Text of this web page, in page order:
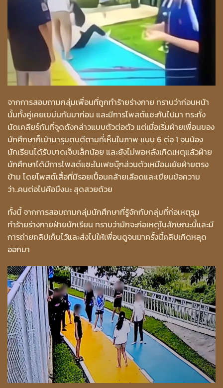
จากการสอบถามกลุ่มเพื่อนที่ถูกทำร้ายร่างกาย ทราบว่าก่อนหน้า
นั้นทั้งคู่เคยเขม่นกันมาก่อน และมีการโพสต์แซะกันไปมา กระทั่ง
นัดเคลียร์กันที่จุดดังกล่าวแบบตัวต่อตัว แต่เมื่อเริ่มฝ่ายเพื่อนของ
นักศึกษาก็เข้ามารุมตบตีตามที่เห็นในภาพ แบบ 6 ต่อ 1 จนน้อง
นักเรียนได้รับบาดเจ็บเล็กน้อย และยังไม่พอหลังเกิดเหตุแล้วฝ่าย
นักศึกษาได้มีการโพสต์แซะในเฟซบุ๊กส่วนตัวเหมือนเย้ยฝ่ายตรง
ข้าม โดยโพสต์เสื้อที่มีรอยเปื้อนคล้ายเลือดและเขียนข้อความ
ว่า..คนต่อไปคือมึงนะ สุดสวยด้วย
ทั้งนี้ จากการสอบถามกลุ่มนักศึกษาที่รู้จักกับกลุ่มที่ก่อเหตุรุม
ทำร้ายร่างกายฝ่ายนักเรียน ทราบว่ามักจะก่อเหตุในลักษณะนี้และมี
การถ่ายคลิปเก็บไว้และส่งไปให้เพื่อนดูจนมาครั้งนี้คลิปเกิดหลุด
ออกมา